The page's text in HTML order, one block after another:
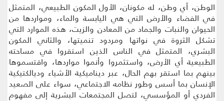
الوطن، أي وطن، له مكونان، الأول المكون الطبيعي، المتمثل
في الفضاء والأرض التي هي اليابسة والماء، ومواردها من
الحيوان والنبات والجماد من المعادن والزيت، هذه الموارد التي
تشكل الثروة في نواتها ومردود تنميتها، والثاني المكون
البشري، المتمثل في الناس الذين استقروا في مساحته
الطبيعية أي الأرض، واستثمروا وأنموا مواردها، واقتسموها
بينهم بما استقر بهم الحال، عبر ديناميكية الأشياء وديالكتيكية
الإنسان بما أسس وطور نظامه الاجتماعي، سواء على الصعيد
الفردي أو المؤسسي، لتصل المجتمعات البشرية إلى مفهوم